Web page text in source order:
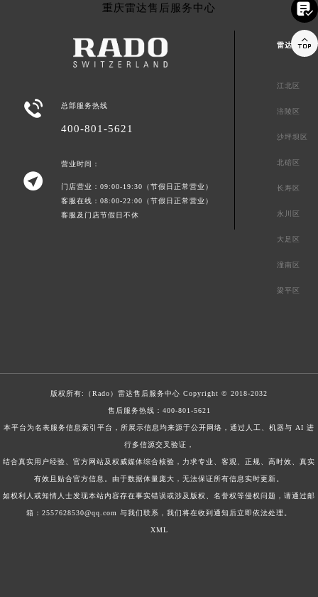
重庆雷达售后服务中心
 总部服务热线
400-801-5621

营业时间：
门店营业：09:00-19:30（节假日正常营业）
客服在线：08:00-22:00（节假日正常营业）
客服及门店节假日不休
雷达重庆市
江北区
涪陵区
沙坪坝区
北碚区
长寿区
永川区
大足区
潼南区
梁平区
版权所有:（Rado） 雷达售后服务中心 Copyright © 2018-2032
售后服务热线： 400-801-5621
本平台为名表服务信息索引平台，所展示信息均来源于公开网络，通过人工、机器与 AI 进
行多信源交叉验证，
结合真实用户经验、官方网站及权威媒体综合核验，力求专业、客观、正规、高时效、真实
有效且贴合官方信息。由于数据体量庞大，无法保证所有信息实时更新。
如权利人或知情人士发现本站内容存在事实错误或涉及版权、名誉权等侵权问题，请通过邮
箱：2557628530@qq.com 与我们联系，我们将在收到通知后立即依法处理。
XML

